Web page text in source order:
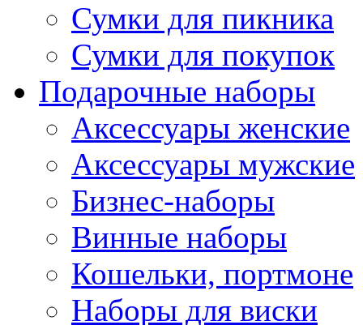
Сумки для пикника
Сумки для покупок
Подарочные наборы
Аксессуары женские
Аксессуары мужские
Бизнес-наборы
Винные наборы
Кошельки, портмоне
Наборы для виски